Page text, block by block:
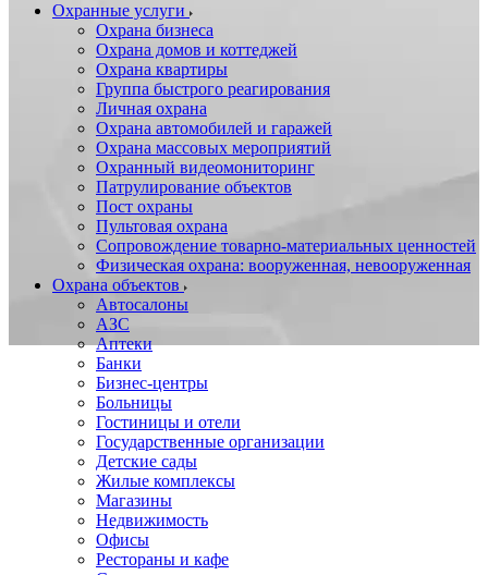
Охранные услуги
Охрана бизнеса
Охрана домов и коттеджей
Охрана квартиры
Группа быстрого реагирования
Личная охрана
Охрана автомобилей и гаражей
Охрана массовых мероприятий
Охранный видеомониторинг
Патрулирование объектов
Пост охраны
Пультовая охрана
Сопровождение товарно-материальных ценностей
Физическая охрана: вооруженная, невооруженная
Охрана объектов
Автосалоны
АЗС
Аптеки
Банки
Бизнес-центры
Больницы
Гостиницы и отели
Государственные организации
Детские сады
Жилые комплексы
Магазины
Недвижимость
Офисы
Рестораны и кафе